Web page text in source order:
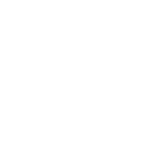
dei loro servizi.